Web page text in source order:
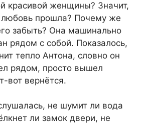
красивой женщины? Значит,
прошла? Почему же
забыть? Она машинально
рядом с собой. Показалось,
тепло Антона, словно он
рядом, просто вышел
вот вернётся.
не шумит ли вода
ли замок двери, не